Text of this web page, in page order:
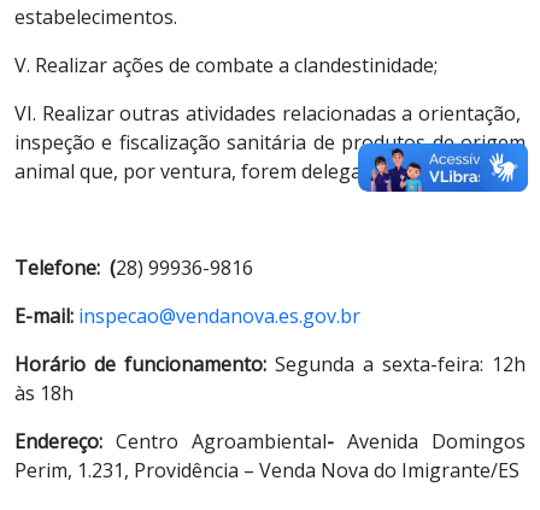
estabelecimentos.
V. Realizar ações de combate a clandestinidade;
VI. Realizar outras atividades relacionadas a orientação,
inspeção e fiscalização sanitária de produtos de origem
animal que, por ventura, forem delegadas ao S.I.M.
Telefone: (28) 99936-9816
E-mail: inspecao@vendanova.es.gov.br
Horário de funcionamento: Segunda a sexta-feira: 12h
às 18h
Endereço: Centro Agroambiental- Avenida Domingos
Perim, 1.231, Providência – Venda Nova do Imigrante/ES